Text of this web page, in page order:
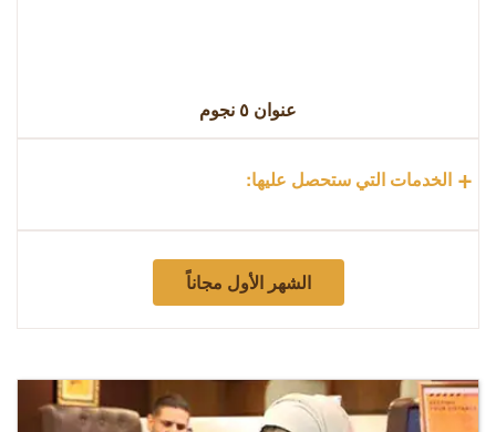
عنوان ٥ نجوم
الخدمات التي ستحصل عليها: +
الشهر الأول مجاناً